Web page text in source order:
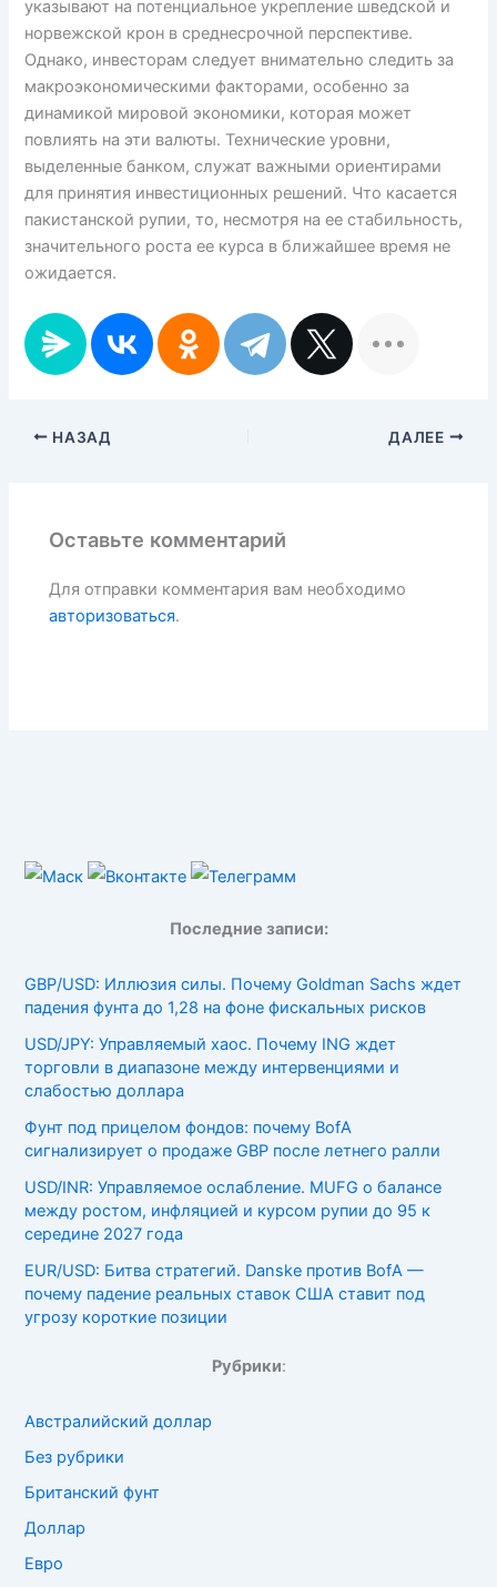
указывают на потенциальное укрепление шведской и
норвежской крон в среднесрочной перспективе.
Однако, инвесторам следует внимательно следить за
макроэкономическими факторами, особенно за
динамикой мировой экономики, которая может
повлиять на эти валюты. Технические уровни,
выделенные банком, служат важными ориентирами
для принятия инвестиционных решений. Что касается
пакистанской рупии, то, несмотря на ее стабильность,
значительного роста ее курса в ближайшее время не
ожидается.
НАЗАД ДАЛЕЕ
Оставьте комментарий
Для отправки комментария вам необходимо
авторизоваться.
Последние записи:
GBP/USD: Иллюзия силы. Почему Goldman Sachs ждет
падения фунта до 1,28 на фоне фискальных рисков
USD/JPY: Управляемый хаос. Почему ING ждет
торговли в диапазоне между интервенциями и
слабостью доллара
Фунт под прицелом фондов: почему BofA
сигнализирует о продаже GBP после летнего ралли
USD/INR: Управляемое ослабление. MUFG о балансе
между ростом, инфляцией и курсом рупии до 95 к
середине 2027 года
EUR/USD: Битва стратегий. Danske против BofA —
почему падение реальных ставок США ставит под
угрозу короткие позиции
Рубрики:
Австралийский доллар
Без рубрики
Британский фунт
Доллар
Евро